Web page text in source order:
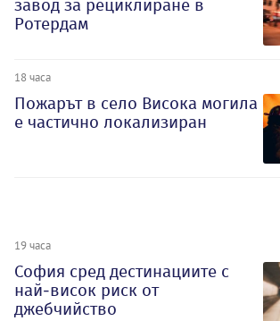
завод за рециклиране в
Ротердам
18 часа
Пожарът в село Висока могила
е частично локализиран
19 часа
София сред дестинациите с
най-висок риск от
джебчийство